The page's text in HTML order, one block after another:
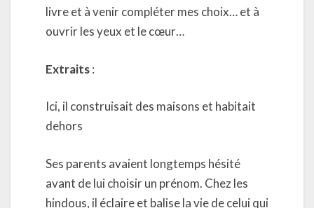
livre et à venir compléter mes choix… et à
ouvrir les yeux et le cœur…
Extraits:
Ici, il construisait des maisons et habitait
dehors
Ses parents avaient longtemps hésité
avant de lui choisir un prénom. Chez les
hindous, il éclaire et balise la vie de celui qui